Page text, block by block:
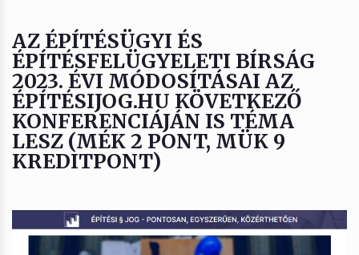
AZ ÉPÍTÉSÜGYI ÉS
ÉPÍTÉSFELÜGYELETI BÍRSÁG
2023. ÉVI MÓDOSÍTÁSAI AZ
ÉPÍTÉSIJOG.HU KÖVETKEZŐ
KONFERENCIÁJÁN IS TÉMA
LESZ (MÉK 2 PONT, MÜK 9
KREDITPONT)